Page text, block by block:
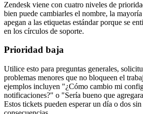
Zendesk viene con cuatro niveles de
bien puede cambiarles el nombre, la
apegan a las etiquetas estándar porque se
en los círculos de soporte.
Prioridad baja
Utilice esto para preguntas generales,
problemas menores que no bloqueen el
ejemplos incluyen "¿Cómo cambio mi
notificaciones?" o "Sería bueno que
Estos tickets pueden esperar un día o dos